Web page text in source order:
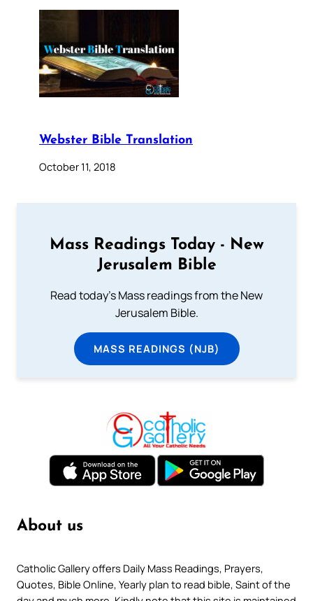
Webster Bible Translation
October 11, 2018
Mass Readings Today - New
Jerusalem Bible
Read today's Mass readings from the New
Jerusalem Bible.
MASS READINGS (NJB)
About us
Catholic Gallery offers Daily Mass Readings, Prayers,
Quotes, Bible Online, Yearly plan to read bible, Saint of the